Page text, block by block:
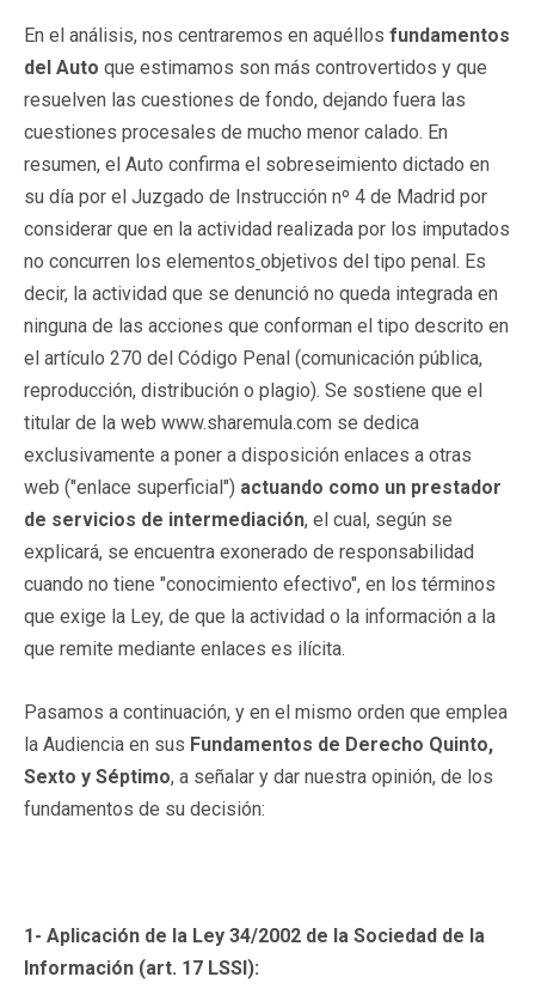
En el análisis, nos centraremos en aquéllos fundamentos
del Auto que estimamos son más controvertidos y que
resuelven las cuestiones de fondo, dejando fuera las
cuestiones procesales de mucho menor calado. En
resumen, el Auto confirma el sobreseimiento dictado en
su día por el Juzgado de Instrucción nº 4 de Madrid por
considerar que en la actividad realizada por los imputados
no concurren los elementos objetivos del tipo penal. Es
decir, la actividad que se denunció no queda integrada en
ninguna de las acciones que conforman el tipo descrito en
el artículo 270 del Código Penal (comunicación pública,
reproducción, distribución o plagio). Se sostiene que el
titular de la web www.sharemula.com se dedica
exclusivamente a poner a disposición enlaces a otras
web ("enlace superficial") actuando como un prestador
de servicios de intermediación, el cual, según se
explicará, se encuentra exonerado de responsabilidad
cuando no tiene "conocimiento efectivo", en los términos
que exige la Ley, de que la actividad o la información a la
que remite mediante enlaces es ilícita.
Pasamos a continuación, y en el mismo orden que emplea
la Audiencia en sus Fundamentos de Derecho Quinto,
Sexto y Séptimo, a señalar y dar nuestra opinión, de los
fundamentos de su decisión:
1- Aplicación de la Ley 34/2002 de la Sociedad de la
Información (art. 17 LSSI):